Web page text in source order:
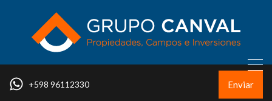
+598 96112330 Enviar